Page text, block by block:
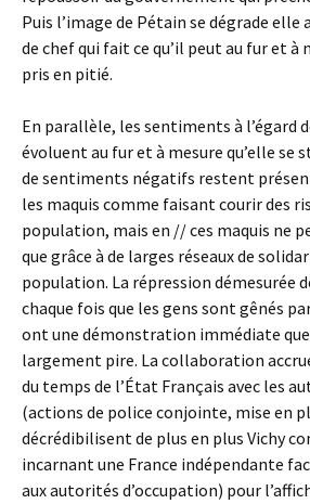
Puis l’image de Pétain se dégrade elle
de chef qui fait ce qu’il peut au fur et à
pris en pitié.
En parallèle, les sentiments à l’égard
évoluent au fur et à mesure qu’elle se
de sentiments négatifs restent
les maquis comme faisant courir des
population, mais en // ces maquis ne
que grâce à de larges réseaux de
population. La répression démesurée
chaque fois que les gens sont gênés
ont une démonstration immédiate
largement pire. La collaboration
du temps de l’État Français avec les
(actions de police conjointe, mise en
décrédibilisent de plus en plus Vichy
incarnant une France indépendante
aux autorités d’occupation) pour